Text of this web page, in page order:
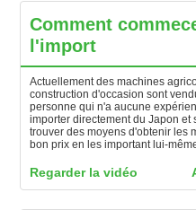
Comment
l'import
Actuellement des machines
construction d'occasion sont
personne qui n'a aucune
importer directement du Japon et
trouver des moyens d'obtenir les
bon prix en les important lui-
Regarder la vidéo